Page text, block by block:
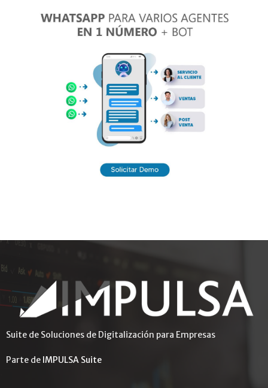
Suite de Soluciones de Digitalización para Empresas
Parte de IMPULSA Suite